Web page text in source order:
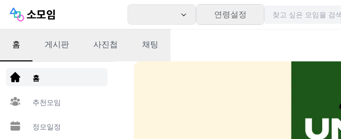
연령설정
앱 다운로드
홈
추천모임
정모일정
홈 게시판 사진첩 채팅